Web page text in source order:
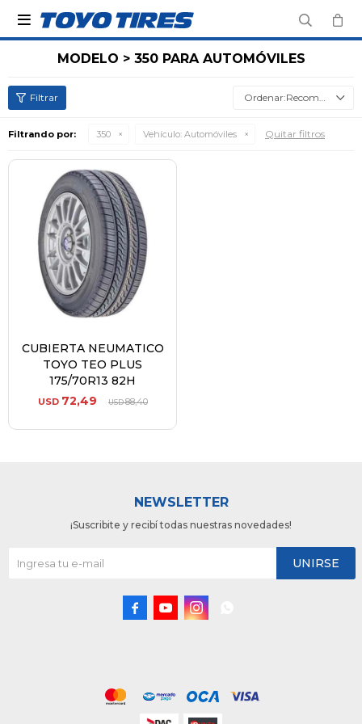

MODELO > 350 PARA AUTOMÓVILES
Recomendados
Filtrando por: 350 Vehículo: Automóviles Quitar filtros
CUBIERTA NEUMATICO
TOYO TEO PLUS
175/70R13 82H
USD 72,49 USD88,40
NEWSLETTER
¡Suscribite y recibí todas nuestras novedades!
UNIRSE
  